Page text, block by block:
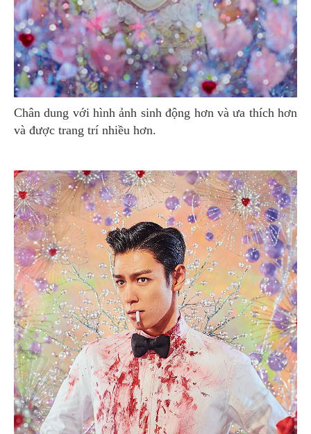
Chân dung với hình ảnh sinh động hơn và ưa thích hơn
và được trang trí nhiều hơn.